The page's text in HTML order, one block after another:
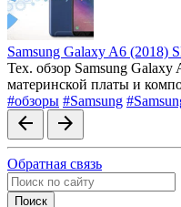
Samsung Galaxy A6 (2018)
Тех. обзор Samsung
материнской платы и
#обзоры #Samsung
arrow_back arrow_forward
Обратная связь